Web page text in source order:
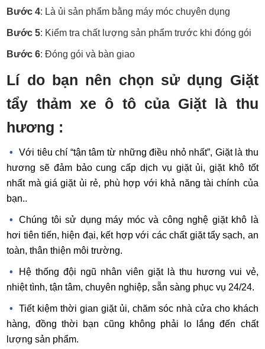
Bước 4: Là ủi sản phẩm bằng máy móc chuyên dụng
Bước 5: Kiểm tra chất lượng sản phẩm trước khi đóng gói
Bước 6: Đóng gói và bàn giao
Lí do bạn nên chọn sử dụng Giặt
tẩy thảm xe ô tô của Giặt là thu
hương :
Với tiêu chí “tận tâm từ những điều nhỏ nhất”, Giặt là thu
hương sẽ đảm bảo cung cấp dịch vụ giặt ủi, giặt khô tốt
nhất mà giá giặt ủi rẻ, phù hợp với khả năng tài chính của
bạn..
Chúng tôi sử dụng máy móc và công nghệ giặt khô là
hơi tiên tiến, hiện đại, kết hợp với các chất giặt tẩy sạch, an
toàn, thân thiện môi trường.
Hệ thống đội ngũ nhân viên giặt là thu hương vui vẻ,
nhiệt tình, tận tâm, chuyên nghiệp, sẵn sàng phục vụ 24/24.
Tiết kiệm thời gian giặt ủi, chăm sóc nhà cửa cho khách
hàng, đồng thời bạn cũng không phải lo lắng đến chất
lượng sản phẩm.